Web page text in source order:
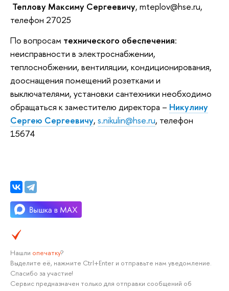
Теплову Максиму Сергеевичу, mteplov@hse.ru,
телефон 27025
По вопросам технического обеспечения:
неисправности в электроснабжении,
теплоснобжении, вентиляции, кондиционирования,
дооснащения помещений розетками и
выключателями, установки сантехники необходимо
обращаться к заместителю директора – Никулину
Сергею Сергеевичу, s.nikulin@hse.ru, телефон
15674
Нашли опечатку?
Выделите её, нажмите Ctrl+Enter и отправьте нам уведомление.
Спасибо за участие!
Сервис предназначен только для отправки сообщений об